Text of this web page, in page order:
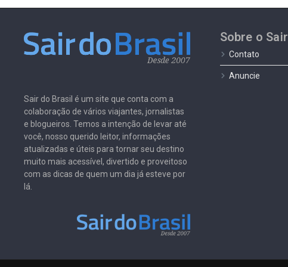
Sair do Brasil é um site que conta com a
colaboração de vários viajantes, jornalistas
e blogueiros. Temos a intenção de levar até
você, nosso querido leitor, informações
atualizadas e úteis para tornar seu destino
muito mais acessível, divertido e proveitoso
com as dicas de quem um dia já esteve por
lá.
Sobre o Sair
Contato
Anuncie